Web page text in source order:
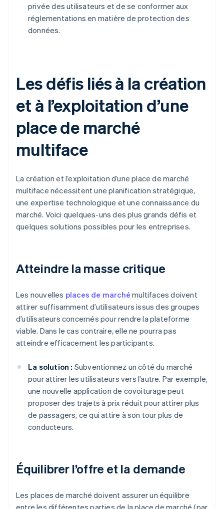
privée des utilisateurs et de se conformer aux
réglementations en matière de protection des
données.
Les défis liés à la création
et à l’exploitation d’une
place de marché
multiface
La création et l’exploitation d’une place de marché
multiface nécessitent une planification stratégique,
une expertise technologique et une connaissance du
marché. Voici quelques-uns des plus grands défis et
quelques solutions possibles pour les entreprises.
Atteindre la masse critique
Les nouvelles places de marché multifaces doivent
attirer suffisamment d’utilisateurs issus des groupes
d’utilisateurs concernés pour rendre la plateforme
viable. Dans le cas contraire, elle ne pourra pas
atteindre efficacement les participants.
La solution : Subventionnez un côté du marché
pour attirer les utilisateurs vers l’autre. Par exemple,
une nouvelle application de covoiturage peut
proposer des trajets à prix réduit pour attirer plus
de passagers, ce qui attire à son tour plus de
conducteurs.
Équilibrer l’offre et la demande
Les places de marché doivent assurer un équilibre